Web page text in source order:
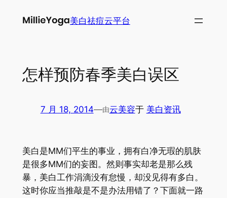
美白祛痘云平台
怎样预防春季美白误区
7 月 18, 2014—由云美容于 美白资讯
美白是MM们平生的事业，拥有白净无瑕的肌肤
是很多MM们的妄图。然则事实却老是那么残
暴，美白工作涓滴没有怠慢，却没见得有多白。
这时你应当推敲是不是办法用错了？下面就一路